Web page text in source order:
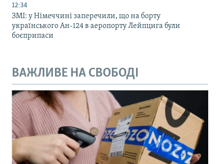
12:34
ЗМІ: у Німеччині заперечили, що на борту
українського Ан-124 в аеропорту Лейпцига були
боєприпаси
ВАЖЛИВЕ НА СВОБОДІ